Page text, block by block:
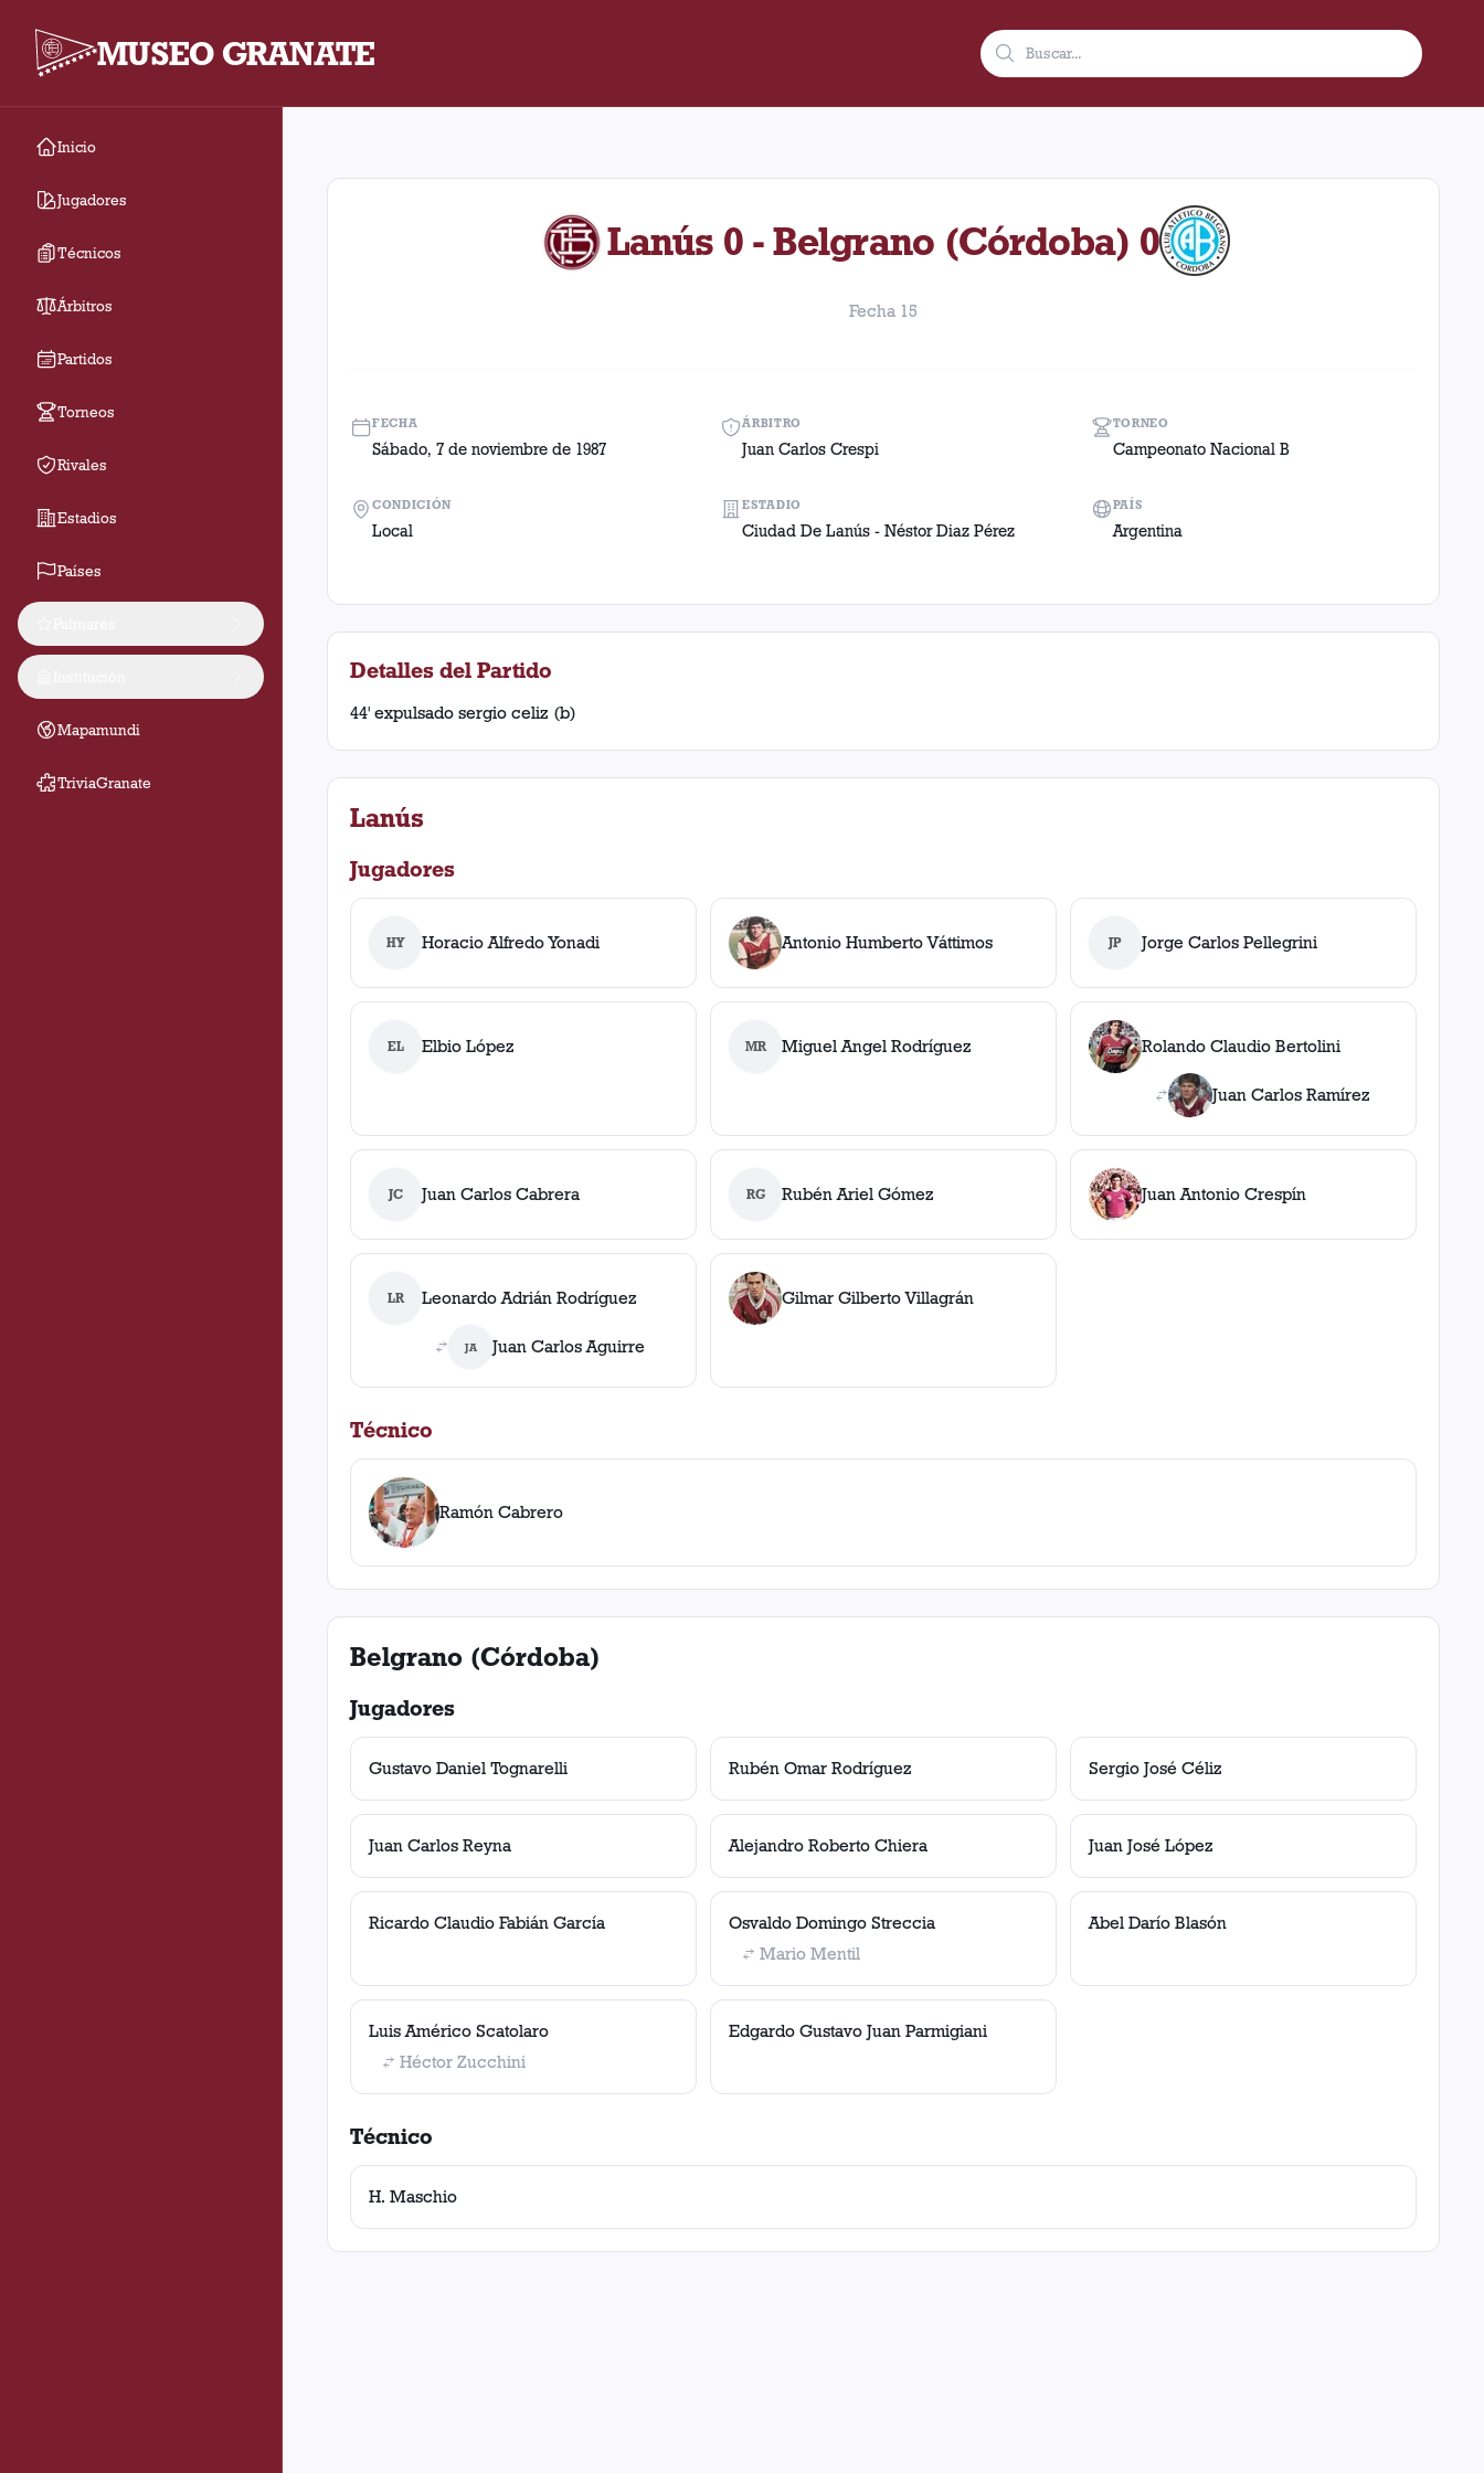
MUSEO GRANATE
Inicio
Jugadores
Técnicos
Árbitros
Partidos
Torneos
Rivales
Estadios
Países
Mapamundi
TriviaGranate
Fecha 15. Partido entre Lanús y Belgrano (Córdoba) disputado el Sábado, 7 de noviembre de 1987 en condición de local en el estadio Ciudad De
Lanús 0 - Belgrano (Córdoba) 0
Fecha 15
FECHA
Sábado, 7 de noviembre de 1987
ÁRBITRO
Juan Carlos Crespi
TORNEO
Campeonato Nacional B
CONDICIÓN
Local
ESTADIO
Ciudad De Lanús - Néstor Diaz Pérez
PAÍS
Argentina
Detalles del Partido
44' expulsado sergio celiz (b)
Lanús
Jugadores
HY Horacio Alfredo Yonadi Antonio Humberto Váttimos JP Jorge Carlos Pellegrini
EL Elbio López MR Miguel Angel Rodríguez Rolando Claudio Bertolini
Juan Carlos Ramírez
JC Juan Carlos Cabrera RG Rubén Ariel Gómez Juan Antonio Crespín
LR Leonardo Adrián Rodríguez
JA Juan Carlos Aguirre
Gilmar Gilberto Villagrán
Técnico
Ramón Cabrero
Belgrano (Córdoba)
Jugadores
Gustavo Daniel Tognarelli Rubén Omar Rodríguez Sergio José Céliz
Juan Carlos Reyna Alejandro Roberto Chiera Juan José López
Ricardo Claudio Fabián García
Osvaldo Domingo Streccia
Mario Mentil
Abel Darío Blasón
Luis Américo Scatolaro
Héctor Zucchini
Edgardo Gustavo Juan Parmigiani
Técnico
H. Maschio